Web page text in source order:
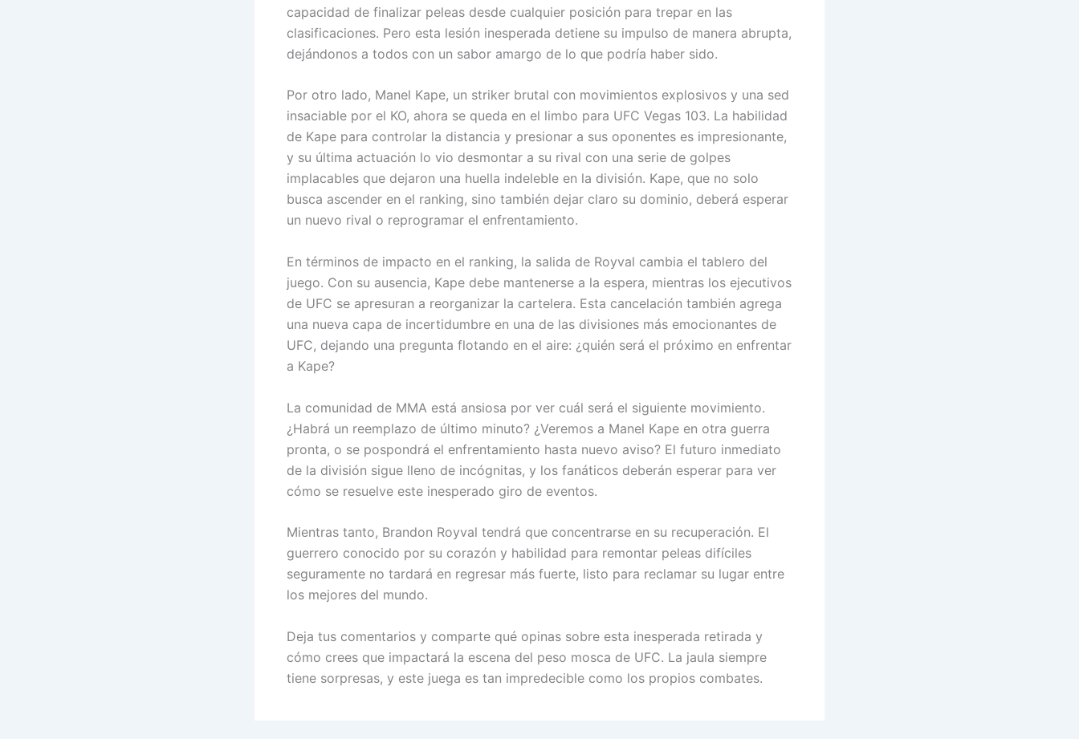
capacidad de finalizar peleas desde cualquier posición para trepar en las
clasificaciones. Pero esta lesión inesperada detiene su impulso de manera abrupta,
dejándonos a todos con un sabor amargo de lo que podría haber sido.
Por otro lado, Manel Kape, un striker brutal con movimientos explosivos y una sed
insaciable por el KO, ahora se queda en el limbo para UFC Vegas 103. La habilidad
de Kape para controlar la distancia y presionar a sus oponentes es impresionante,
y su última actuación lo vio desmontar a su rival con una serie de golpes
implacables que dejaron una huella indeleble en la división. Kape, que no solo
busca ascender en el ranking, sino también dejar claro su dominio, deberá esperar
un nuevo rival o reprogramar el enfrentamiento.
En términos de impacto en el ranking, la salida de Royval cambia el tablero del
juego. Con su ausencia, Kape debe mantenerse a la espera, mientras los ejecutivos
de UFC se apresuran a reorganizar la cartelera. Esta cancelación también agrega
una nueva capa de incertidumbre en una de las divisiones más emocionantes de
UFC, dejando una pregunta flotando en el aire: ¿quién será el próximo en enfrentar
a Kape?
La comunidad de MMA está ansiosa por ver cuál será el siguiente movimiento.
¿Habrá un reemplazo de último minuto? ¿Veremos a Manel Kape en otra guerra
pronta, o se pospondrá el enfrentamiento hasta nuevo aviso? El futuro inmediato
de la división sigue lleno de incógnitas, y los fanáticos deberán esperar para ver
cómo se resuelve este inesperado giro de eventos.
Mientras tanto, Brandon Royval tendrá que concentrarse en su recuperación. El
guerrero conocido por su corazón y habilidad para remontar peleas difíciles
seguramente no tardará en regresar más fuerte, listo para reclamar su lugar entre
los mejores del mundo.
Deja tus comentarios y comparte qué opinas sobre esta inesperada retirada y
cómo crees que impactará la escena del peso mosca de UFC. La jaula siempre
tiene sorpresas, y este juega es tan impredecible como los propios combates.